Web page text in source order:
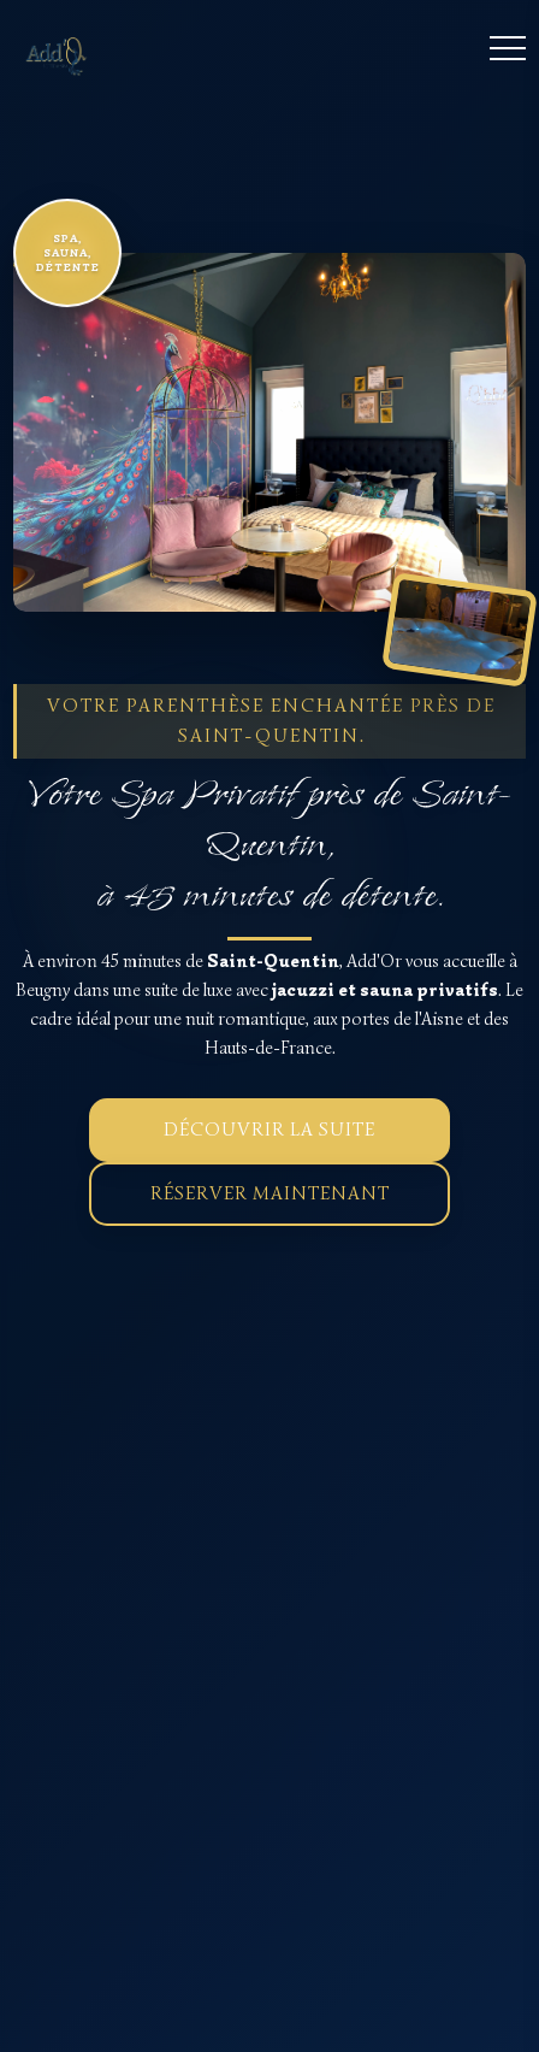
VOTRE PARENTHÈSE ENCHANTÉE PRÈS DE
SAINT-QUENTIN.
Votre Spa Privatif près de Saint-
Quentin,
à 45 minutes de détente.
À environ 45 minutes de Saint-Quentin, Add'Or vous accueille à
Beugny dans une suite de luxe avecjacuzzi et sauna privatifs. Le
cadre idéal pour une nuit romantique, aux portes de l'Aisne et des
Hauts-de-France.
DÉCOUVRIR LA SUITE
RÉSERVER MAINTENANT
SPA,
SAUNA,
DÉTENTE